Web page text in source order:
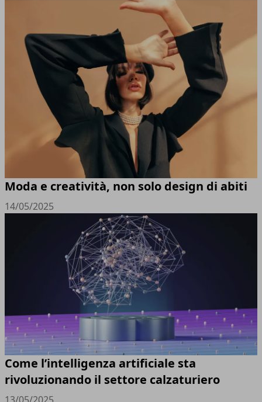
Moda e creatività, non solo design di abiti
14/05/2025
Come l’intelligenza artificiale sta
rivoluzionando il settore calzaturiero